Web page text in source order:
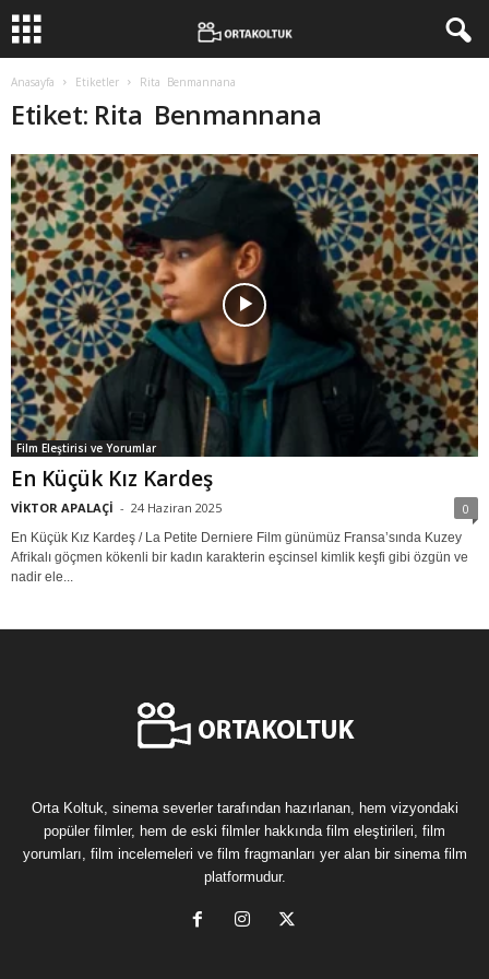
Anasayfa Etiketler Rita Benmannana
Etiket: Rita Benmannana
Film Eleştirisi ve Yorumlar
En Küçük Kız Kardeş
VİKTOR APALAÇİ - 24 Haziran 2025 0
En Küçük Kız Kardeş / La Petite Derniere Film günümüz Fransa’sında Kuzey
Afrikalı göçmen kökenli bir kadın karakterin eşcinsel kimlik keşfi gibi özgün ve
nadir ele...
Orta Koltuk, sinema severler tarafından hazırlanan, hem vizyondaki
popüler filmler, hem de eski filmler hakkında film eleştirileri, film
yorumları, film incelemeleri ve film fragmanları yer alan bir sinema film
platformudur.